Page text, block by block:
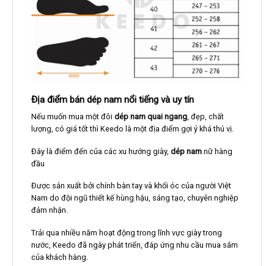
Địa điểm bán dép nam nổi tiếng và uy tín
Nếu muốn mua một đôi dép nam quai ngang, đẹp, chất
lượng, có giá tốt thì Keedo là một địa điểm gợi ý khá thú vị.
Đây là điểm đến của các xu hướng giày, dép namnữ hàng
đầu
Được sản xuất bởi chính bàn tay và khối óc của người Việt
Nam do đội ngũ thiết kế hùng hậu, sáng tạo, chuyên nghiệp
đảm nhận.
Trải qua nhiều năm hoạt động trong lĩnh vực giày trong
nước, Keedo đã ngày phát triển, đáp ứng nhu cầu mua sắm
của khách hàng.